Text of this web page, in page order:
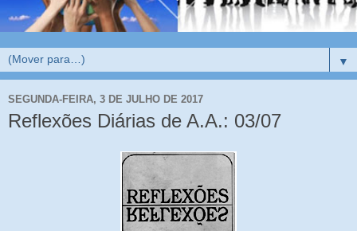
▼
SEGUNDA-FEIRA, 3 DE JULHO DE 2017
Reflexões Diárias de A.A.: 03/07